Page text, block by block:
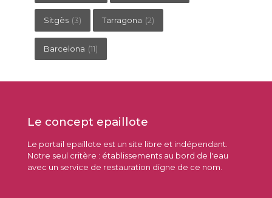
Sitgès (3) Tarragona (2)
Barcelona (11)
Le concept epaillote
Le portail epaillote est un site libre et indépendant.
Notre seul critère : établissements au bord de l'eau
avec un service de restauration digne de ce nom.